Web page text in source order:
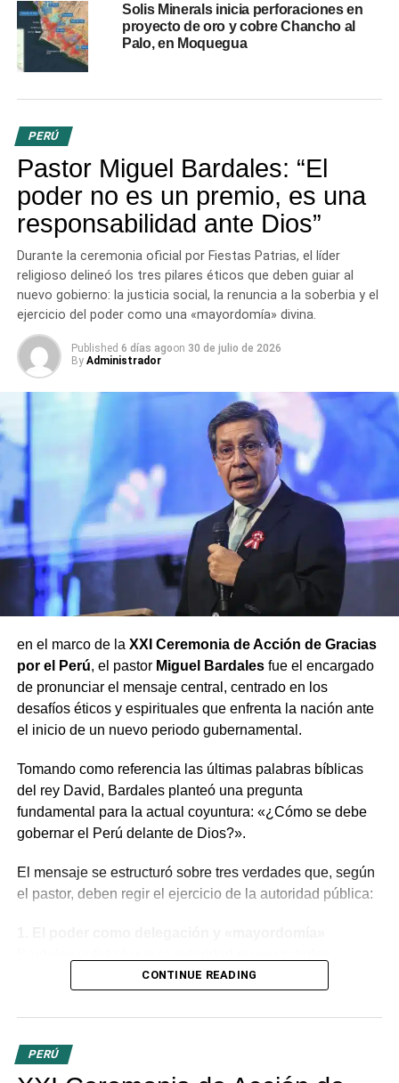
RELATED TOPICS: ÁNCASH ANTAMINA MINERÍA
UP NEXT
presupuestal a la Contraloría del Perú
DON'T MISS
Nueva ley entra en vigencia y da inicio al OECE
para mejorar contrataciones públicas
Solis Minerals inicia perforaciones en
proyecto de oro y cobre Chancho al
Palo, en Moquegua
PERÚ
Pastor Miguel Bardales: “El
poder no es un premio, es una
responsabilidad ante Dios”
Durante la ceremonia oficial por Fiestas Patrias, el líder
religioso delineó los tres pilares éticos que deben guiar al
nuevo gobierno: la justicia social, la renuncia a la soberbia y el
ejercicio del poder como una «mayordomía» divina.
Published 6 días agoon 30 de julio de 2026
By Administrador
en el marco de la XXI Ceremonia de Acción de Gracias
por el Perú, el pastor Miguel Bardalesfue el encargado
de pronunciar el mensaje central, centrado en los
desafíos éticos y espirituales que enfrenta la nación ante
el inicio de un nuevo periodo gubernamental.
Tomando como referencia las últimas palabras bíblicas
del rey David, Bardales planteó una pregunta
fundamental para la actual coyuntura: «¿Cómo se debe
gobernar el Perú delante de Dios?».
El mensaje se estructuró sobre tres verdades que, según
el pastor, deben regir el ejercicio de la autoridad pública:
político, sino una delegación divina. Dirigiéndose a la
poder recibido es unaresponsabilidad o
ante Dios, tanto por lo público como por lo privado. «Los
CONTINUE READING
PERÚ